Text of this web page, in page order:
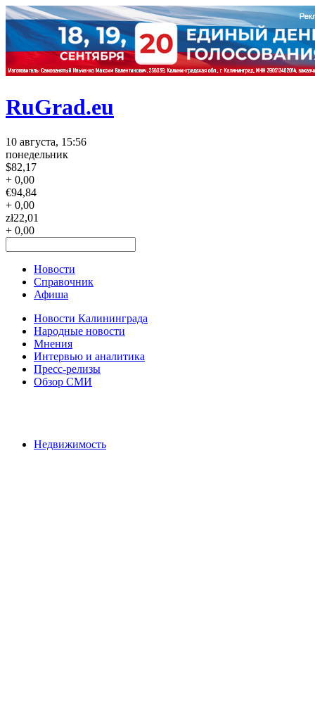
RuGrad.eu
10 августа, 15:56
понедельник
$82,17
+ 0,00
€94,84
+ 0,00
zł22,01
+ 0,00
Новости
Справочник
Афиша
Новости Калининграда
Народные новости
Мнения
Интервью и аналитика
Пресс-релизы
Обзор СМИ
Недвижимость